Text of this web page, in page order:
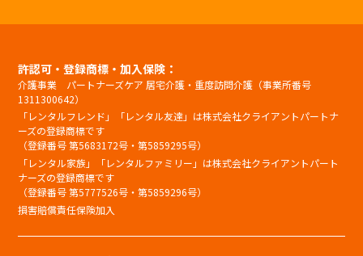
許認可・登録商標・加入保険：
介護事業 パートナーズケア 居宅介護・重度訪問介護（事業所番号
1311300642）
「レンタルフレンド」「レンタル友達」は株式会社クライアントパートナ
ーズの登録商標です
（登録番号 第5683172号・第5859295号）
「レンタル家族」「レンタルファミリー」は株式会社クライアントパート
ナーズの登録商標です
（登録番号 第5777526号・第5859296号）
損害賠償責任保険加入